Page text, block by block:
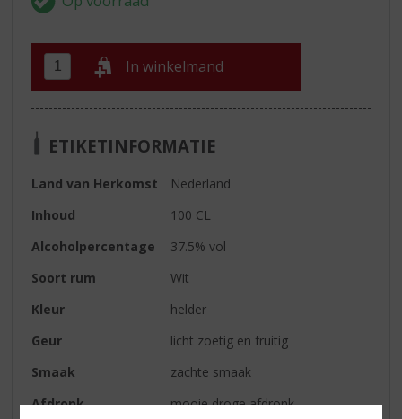
In winkelmand
ETIKETINFORMATIE
Land van Herkomst
Nederland
Inhoud
100 CL
Alcoholpercentage
37.5% vol
Soort rum
Wit
Kleur
helder
Geur
licht zoetig en fruitig
Smaak
zachte smaak
Afdronk
mooie droge afdronk